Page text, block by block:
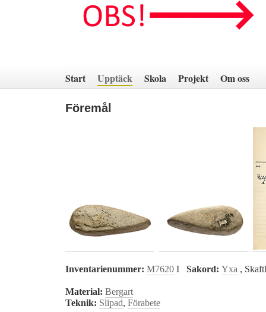
innehåll
Start Upptäck Skola Projekt Om oss
Föremål
Inventarienummer: M7620 I Sakord: Yxa ,
Material: Bergart
Teknik: Slipad, Förabete